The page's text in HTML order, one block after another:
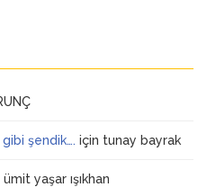
şendik…. için tunay bayrak
ümit yaşar ışıkhan